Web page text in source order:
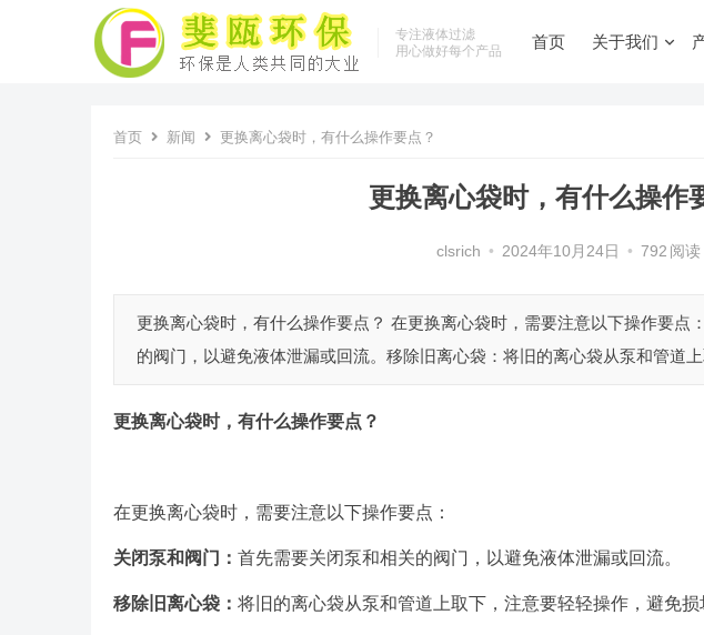
专注液体过滤
用心做好每个产品
首页 关于我们
首页 新闻 更换离心袋时，有什么操作要点？
更换离心袋时，有什么操作
clsrich • 2024年10月24日 • 792 阅读
更换离心袋时，有什么操作要点？ 在更换离心袋时，需要注意以下操作要点
的阀门，以避免液体泄漏或回流。移除旧离心袋：将旧的离心袋从泵和管道
更换离心袋时，有什么操作要点？
在更换离心袋时，需要注意以下操作要点：
关闭泵和阀门： 首先需要关闭泵和相关的阀门，以避免液体泄漏或回流。
移除旧离心袋： 将旧的离心袋从泵和管道上取下，注意要轻轻操作，避免损